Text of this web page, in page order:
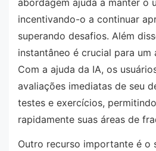
incentivando-o a continuar
superando desafios. Além
instantâneo é crucial para um
Com a ajuda da IA, os
avaliações imediatas de seu
testes e exercícios,
rapidamente suas áreas de
Outro recurso importante é o